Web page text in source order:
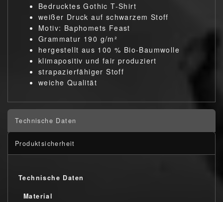
Bedrucktes Gothic T-Shirt
weißer Druck auf schwarzem Stoff
Motiv: Baphomets Feast
Grammatur 190 g/m²
hergestellt aus 100 % Bio-Baumwolle
klimapositiv und fair produziert
strapazierfähiger Stoff
weiche Qualität
Technische Daten
Produktsicherheit
Technische Daten
Material